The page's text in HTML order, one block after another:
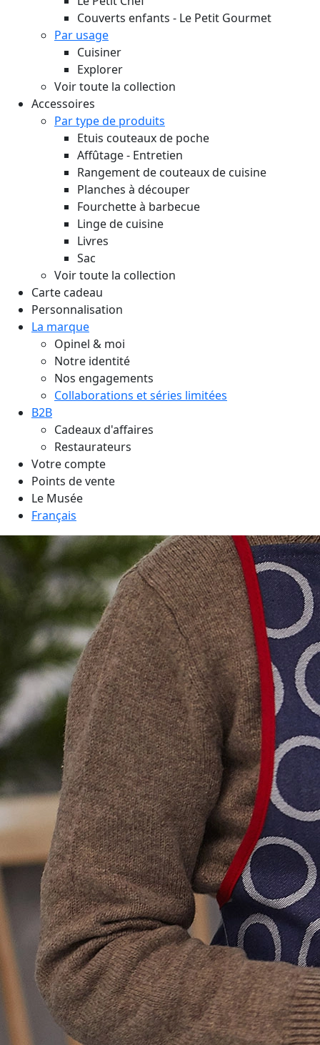
Couverts enfants - Le Petit Gourmet
Par usage
Cuisiner
Explorer
Voir toute la collection
Accessoires
Par type de produits
Etuis couteaux de poche
Affûtage - Entretien
Rangement de couteaux de cuisine
Planches à découper
Fourchette à barbecue
Linge de cuisine
Livres
Sac
Voir toute la collection
Carte cadeau
Personnalisation
La marque
Opinel & moi
Notre identité
Nos engagements
Collaborations et séries limitées
B2B
Cadeaux d'affaires
Restaurateurs
Votre compte
Points de vente
Le Musée
Français